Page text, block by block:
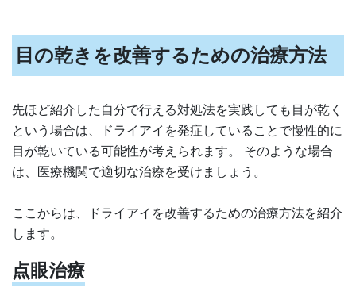
目の乾きを改善するための治療方法
先ほど紹介した自分で行える対処法を実践しても目が乾く
という場合は、ドライアイを発症していることで慢性的に
目が乾いている可能性が考えられます。 そのような場合
は、医療機関で適切な治療を受けましょう。
ここからは、ドライアイを改善するための治療方法を紹介
します。
点眼治療